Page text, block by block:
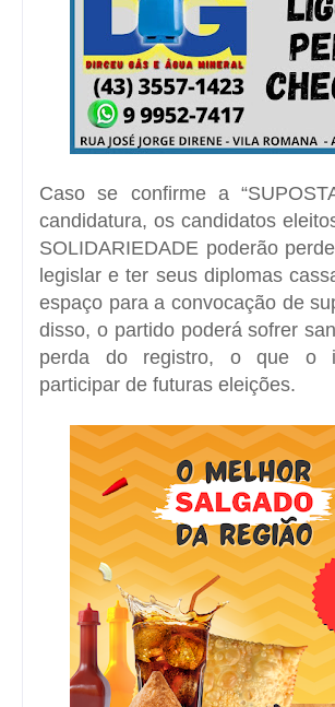
Caso se confirme a
candidatura, os candidatos
SOLIDARIEDADE poderão
legislar e ter seus diplomas
espaço para a convocação de
disso, o partido poderá sofrer
perda do registro, o que o
participar de futuras eleições.